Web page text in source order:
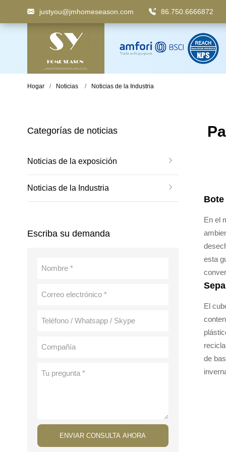
justyou@jmhomeseason.com 86.750.6666872
Palabra clave : Papelera con pedal, papelera con
Hogar Noticias Noticias de la Industria
Categorías de noticias
Noticias de la exposición
Noticias de la Industria
Escriba su demanda
ENVIAR CONSULTA AHORA
En el
esta
El
de